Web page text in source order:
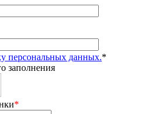
персональных данных.*
заполнения
*